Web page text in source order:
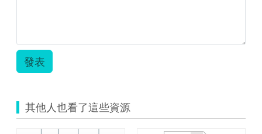
發表
其他人也看了這些資源